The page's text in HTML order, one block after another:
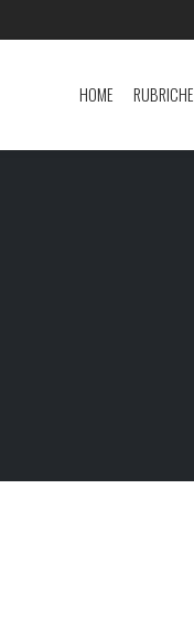
HOME RUBRICHE